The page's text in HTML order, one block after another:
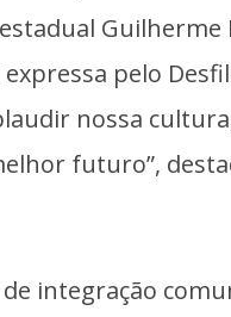
Guilherme
pelo
nossa
futuro”,
integração